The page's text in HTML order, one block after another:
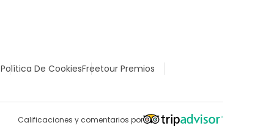
Política De CookiesFreetour Premios
Calificaciones y comentarios por